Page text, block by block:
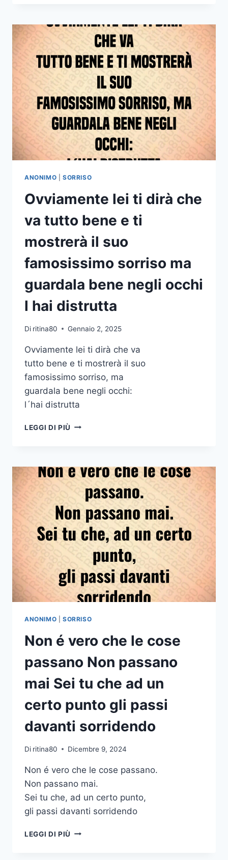
CUI
CERCO
FARTI
UN
DISCORSO
MA
TU
SORRIDI
E
MI
GUARDI
IO
IL
DEL
E
LO
PIÙ
ANONIMO SORRISO
Ovviamente lei ti dirà che
va tutto bene e ti
mostrerà il suo
famosissimo sorriso ma
guardala bene negli occhi
l hai distrutta
Di ritina80 Gennaio 2, 2025
Ovviamente lei ti dirà che va
tutto bene e ti mostrerà il suo
famosissimo sorriso, ma
guardala bene negli occhi:
l´hai distrutta
LEGGI DI PIÙ OVVIAMENTE
CHE
VA
TUTTO
BENE
E
TI
MOSTRERÀ
IL
FAMOSISSIMO
SORRISO
MA
GUARDALA
NEGLI
L
DISTRUTTA
ANONIMO SORRISO
Non é vero che le cose
passano Non passano
mai Sei tu che ad un
certo punto gli passi
davanti sorridendo
Di ritina80 Dicembre 9, 2024
Non é vero che le cose passano.
Non passano mai.
Sei tu che, ad un certo punto,
gli passi davanti sorridendo
LEGGI DI PIÙ NON